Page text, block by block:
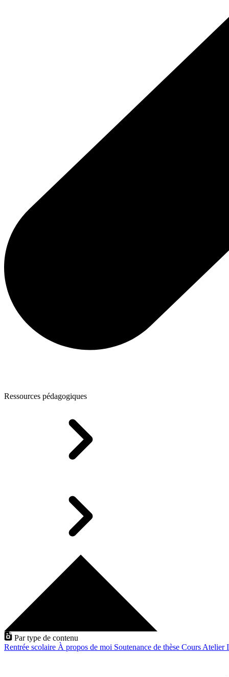
Ressources pédagogiques
Par type de contenu
Rentrée scolaire À propos de moi Soutenance de thèse Cours Atelier